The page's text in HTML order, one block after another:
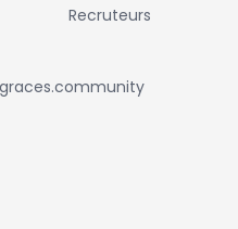
Recruteurs